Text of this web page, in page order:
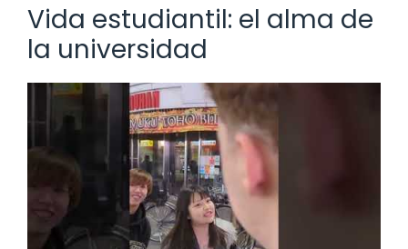
Vida estudiantil: el alma de
la universidad